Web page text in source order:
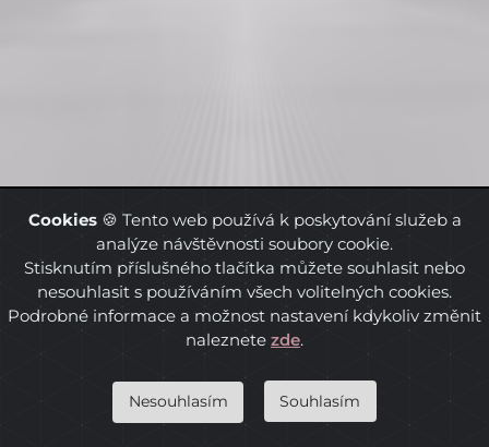
Cookies🍪 Tento web používá k poskytování služeb a
analýze návštěvnosti soubory cookie.
Stisknutím příslušného tlačítka můžete souhlasit nebo
nesouhlasit s používáním všech volitelných cookies.
Podrobné informace a možnost nastavení kdykoliv změnit
naleznete zde.
Nesouhlasím Souhlasím